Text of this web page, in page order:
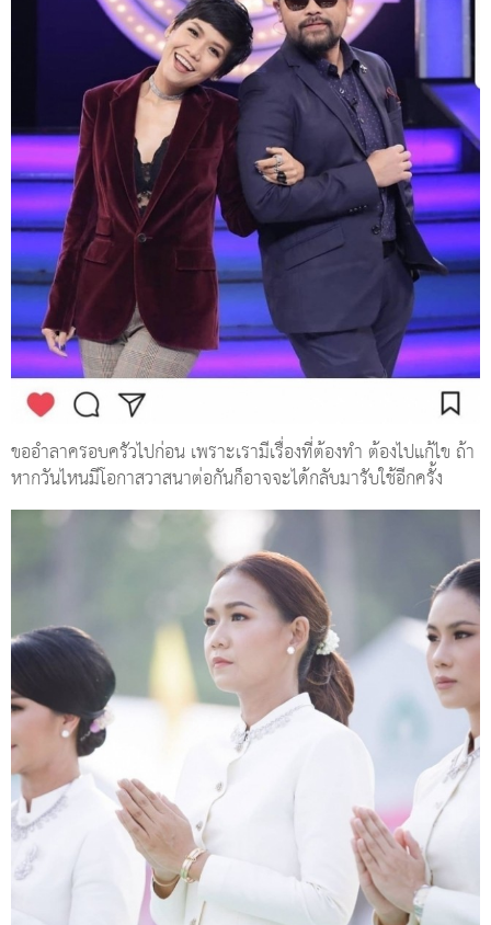
ขออำลาครอบครัวไปก่อน เพราะเรามีเรื่องที่ต้องทำ ต้องไปแก้ไข ถ้า
หากวันไหนมีโอกาสวาสนาต่อกันก็อาจจะได้กลับมารับใช้อีกครั้ง